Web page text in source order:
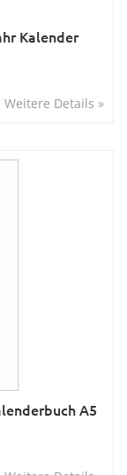
Kalender
Weitere Details »
A5